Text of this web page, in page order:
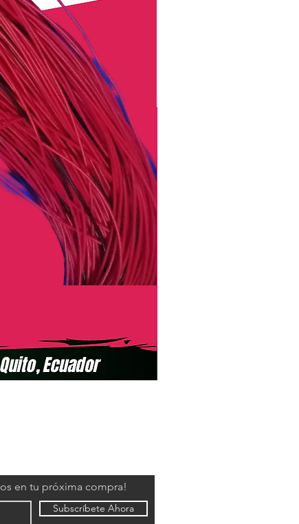
en tu próxima compra!
Subscríbete Ahora